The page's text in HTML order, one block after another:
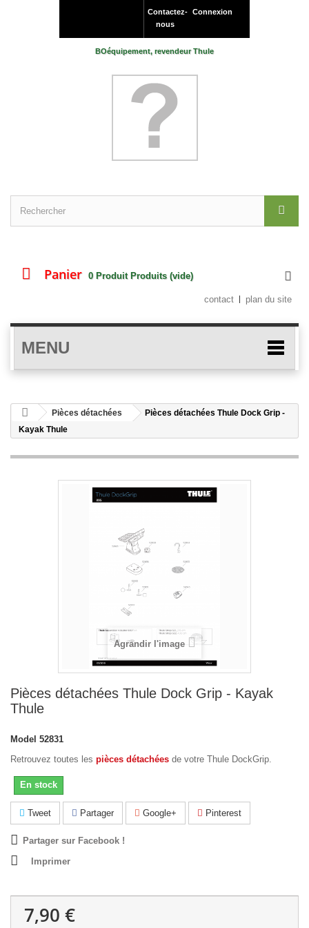
Connexion
Contactez-
nous
BOéquipement, revendeur Thule
Panier 0 Produit Produits (vide)
contact plan du site
MENU
Pièces détachées
Pièces détachées Thule Dock Grip -
Kayak Thule
Agrandir l'image
Pièces détachées Thule Dock Grip - Kayak
Thule
Model 52831
Retrouvez toutes les pièces détachées de votre Thule DockGrip.
En stock
Tweet Partager Google+ Pinterest
Partager sur Facebook !
Imprimer
7,90 €